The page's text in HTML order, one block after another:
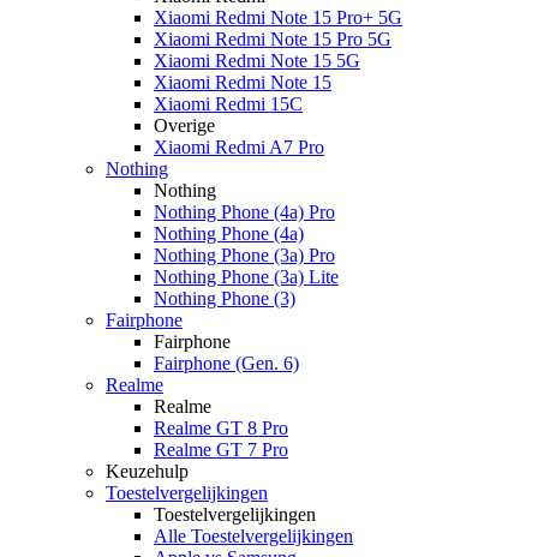
Xiaomi Redmi Note 15 Pro+ 5G
Xiaomi Redmi Note 15 Pro 5G
Xiaomi Redmi Note 15 5G
Xiaomi Redmi Note 15
Xiaomi Redmi 15C
Overige
Xiaomi Redmi A7 Pro
Nothing
Nothing
Nothing Phone (4a) Pro
Nothing Phone (4a)
Nothing Phone (3a) Pro
Nothing Phone (3a) Lite
Nothing Phone (3)
Fairphone
Fairphone
Fairphone (Gen. 6)
Realme
Realme
Realme GT 8 Pro
Realme GT 7 Pro
Keuzehulp
Toestelvergelijkingen
Toestelvergelijkingen
Alle Toestelvergelijkingen